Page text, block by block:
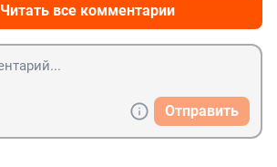
Читать все комментарии
Отправить